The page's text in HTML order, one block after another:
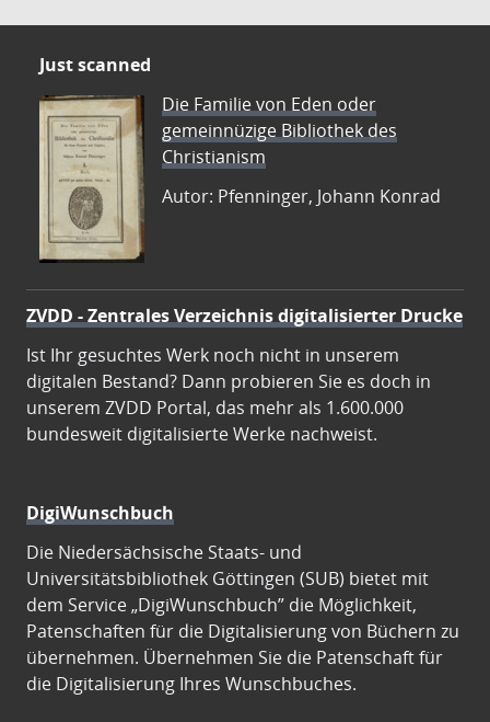
Just scanned
Die Familie von Eden oder
gemeinnüzige Bibliothek des
Christianism
Autor: Pfenninger, Johann Konrad
ZVDD - Zentrales Verzeichnis digitalisierter Drucke
Ist Ihr gesuchtes Werk noch nicht in unserem
digitalen Bestand? Dann probieren Sie es doch in
unserem ZVDD Portal, das mehr als 1.600.000
bundesweit digitalisierte Werke nachweist.
DigiWunschbuch
Die Niedersächsische Staats- und
Universitätsbibliothek Göttingen (SUB) bietet mit
dem Service „DigiWunschbuch” die Möglichkeit,
Patenschaften für die Digitalisierung von Büchern zu
übernehmen. Übernehmen Sie die Patenschaft für
die Digitalisierung Ihres Wunschbuches.